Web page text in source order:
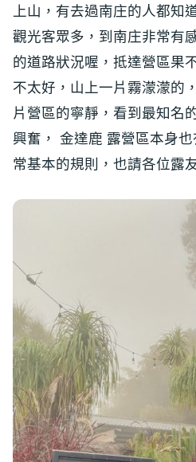
上山，有去過南庄的人都知
觀光客眾多，到南庄非常有
的道路狀況喔，抵達營區果
不太好，山上一片霧濛濛的
片營區的寧靜，看到最知名
興奮， 金達鹿 露營區本身
常基本的規則，也請各位露